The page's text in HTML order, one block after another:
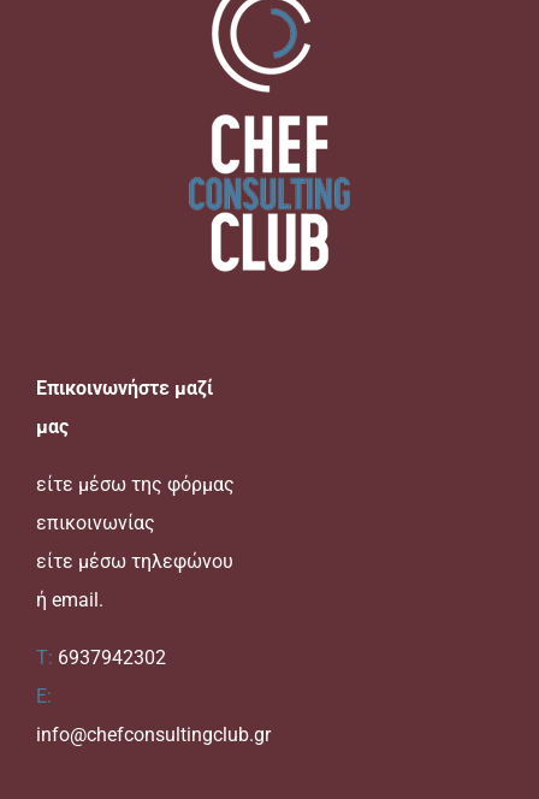
Επικοινωνήστε μαζί
μας
είτε μέσω της φόρμας
επικοινωνίας
είτε μέσω τηλεφώνου
ή email.
T: 6937942302
E:
info@chefconsultingclub.gr